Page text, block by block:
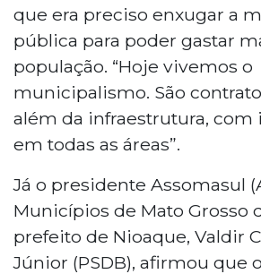
que era preciso enxugar a
pública para poder gastar
população. “Hoje vivemos o
municipalismo. São
além da infraestrutura,
em todas as áreas”.
Já o presidente Assomasul
Municípios de Mato Grosso
prefeito de Nioaque, Valdir
Júnior (PSDB), afirmou que